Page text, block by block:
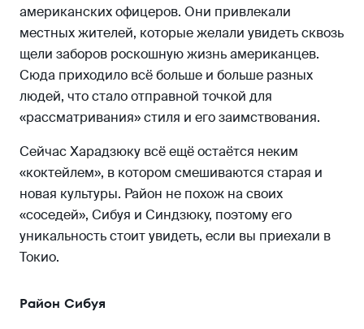
американских офицеров. Они привлекали
местных жителей, которые желали увидеть сквозь
щели заборов роскошную жизнь американцев.
Сюда приходило всё больше и больше разных
людей, что стало отправной точкой для
«рассматривания» стиля и его заимствования.
Сейчас Харадзюку всё ещё остаётся неким
«коктейлем», в котором смешиваются старая и
новая культуры. Район не похож на своих
«соседей», Сибуя и Синдзюку, поэтому его
уникальность стоит увидеть, если вы приехали в
Токио.
Район Сибуя